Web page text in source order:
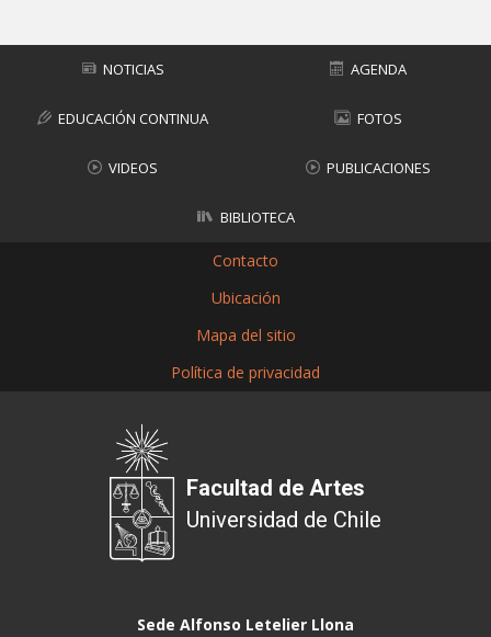
NOTICIAS AGENDA
EDUCACIÓN CONTINUA FOTOS
VIDEOS PUBLICACIONES
BIBLIOTECA
Contacto
Ubicación
Mapa del sitio
Política de privacidad
Facultad de Artes
Universidad de Chile
Sede Alfonso Letelier Llona